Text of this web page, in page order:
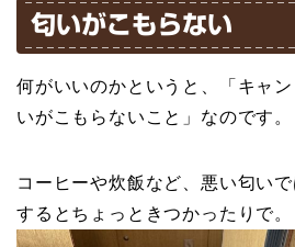
匂いがこもらない
何がいいのかというと、「キャ
いがこもらないこと」なのです。
コーヒーや炊飯など、悪い匂い
するとちょっときつかったりで。